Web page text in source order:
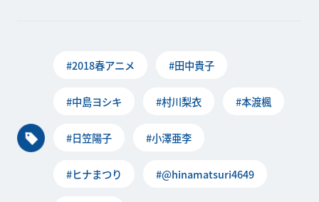
#2018春アニメ #田中貴子
#中島ヨシキ #村川梨衣 #本渡楓
#日笠陽子 #小澤亜李
#ヒナまつり #@hinamatsuri4649